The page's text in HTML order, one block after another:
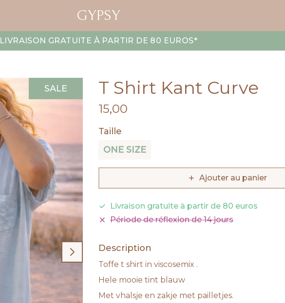
GYPSY
LIVRAISON GRATUITE À PARTIR DE 80 EUROS*
SALE T Shirt Kant Curve
15,00
Taille
ONE SIZE
Ajouter au panier
Livraison gratuite à partir de 80 euros
Période de réflexion de 14 jours
Description
Toffe t shirt in viscosemix .
Hele mooie tint blauw
Met vhalsje en zakje met pailletjes.